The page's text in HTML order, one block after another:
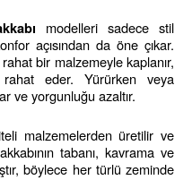
modelleri sadece stil
açısından da öne çıkar.
rahat bir malzemeyle kaplanır,
rahat eder. Yürürken veya
ve yorgunluğu azaltır.
malzemelerden üretilir ve
tabanı, kavrama ve
böylece her türlü zeminde